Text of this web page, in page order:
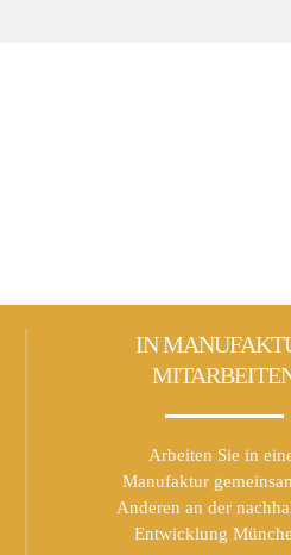
IN
Arbeiten Sie in
Manufaktur
Anderen an der
Entwicklung